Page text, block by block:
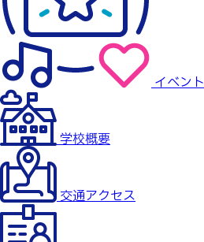
イベント
学校概要
交通アクセス